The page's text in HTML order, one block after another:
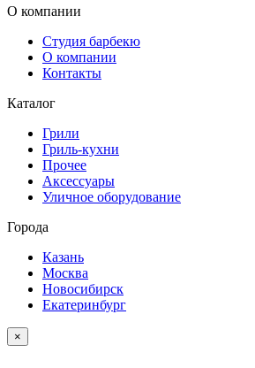
О компании
Студия барбекю
О компании
Контакты
Каталог
Грили
Гриль-кухни
Прочее
Аксессуары
Уличное оборудование
Города
Казань
Москва
Новосибирск
Екатеринбург
×